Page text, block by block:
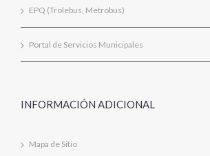
EPQ (Trolebus, Metrobus)
Portal de Servicios Municipales
INFORMACIÓN ADICIONAL
Mapa de Sitio